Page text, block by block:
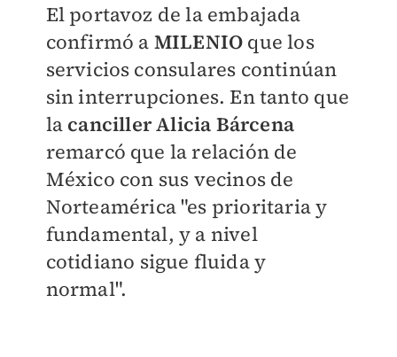
El portavoz de la embajada
confirmó a MILENIO que los
servicios consulares continúan
sin interrupciones. En tanto que
la canciller Alicia Bárcena
remarcó que la relación de
México con sus vecinos de
Norteamérica "es prioritaria y
fundamental, y a nivel
cotidiano sigue fluida y
normal".